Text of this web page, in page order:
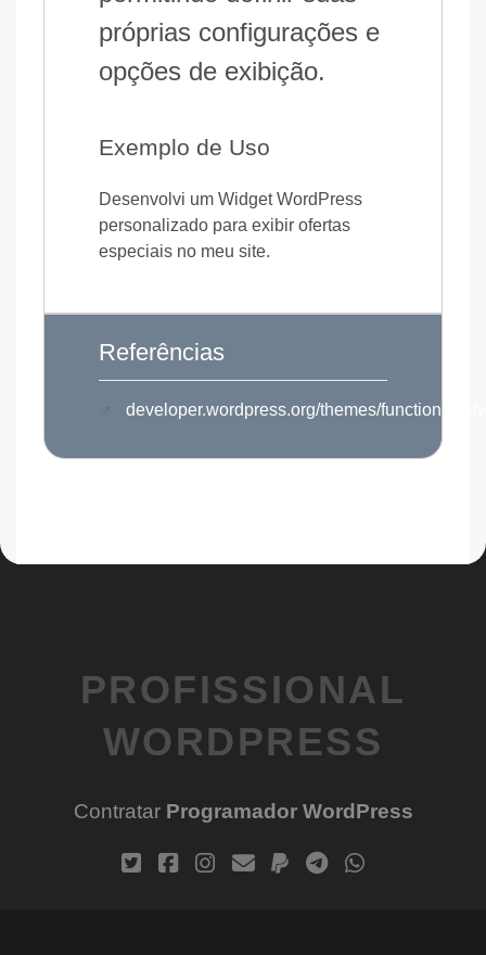
próprias configurações e
opções de exibição.
Exemplo de Uso
Desenvolvi um Widget WordPress
personalizado para exibir ofertas
especiais no meu site.
Referências
developer.wordpress.org/themes/functionality/
PROFISSIONAL
WORDPRESS
Contratar Programador WordPress